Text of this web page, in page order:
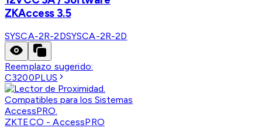
ZKAccess 3.5
SYSCA-2R-2DSYSCA-2R-2D
Reemplazo sugerido:
C3200PLUS
ZKTECO - AccessPRO